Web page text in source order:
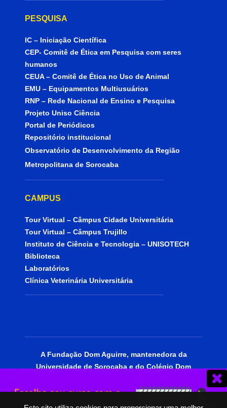
PESQUISA
IC – Iniciação Científica
CEP- Comitê de Ética em Pesquisa com seres
humanos
CEUA – Comitê de Ética no Uso de Animal
EMU – Equipamentos Multiusuários
RNP – Rede Nacional de Ensino e Pesquisa
Projeto Uniso Ciência
Portal de Periódicos
Repositório institucional
Observatório de Desenvolvimento da Região
Metropolitana de Sorocaba
CAMPUS
Tour Virtual – Câmpus Cidade Universitária
Tour Virtual – Câmpus Trujillo
Instituto de Ciência e Tecnologia – UNISOTECH
Biblioteca
Laboratórios
Clínica Veterinária Universitária
A Fundação Dom Aguirre, mantenedora da
Universidade de Sorocaba e do Colégio Dom
beneficente de assistência social, portadora do